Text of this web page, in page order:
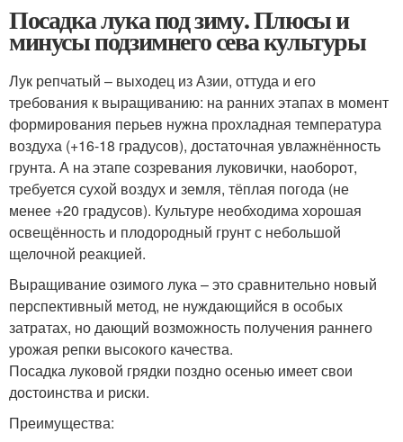
Посадка лука под зиму. Плюсы и
минусы подзимнего сева культуры
Лук репчатый – выходец из Азии, оттуда и его
требования к выращиванию: на ранних этапах в момент
формирования перьев нужна прохладная температура
воздуха (+16-18 градусов), достаточная увлажнённость
грунта. А на этапе созревания луковички, наоборот,
требуется сухой воздух и земля, тёплая погода (не
менее +20 градусов). Культуре необходима хорошая
освещённость и плодородный грунт с небольшой
щелочной реакцией.
Выращивание озимого лука – это сравнительно новый
перспективный метод, не нуждающийся в особых
затратах, но дающий возможность получения раннего
урожая репки высокого качества.
Посадка луковой грядки поздно осенью имеет свои
достоинства и риски.
Преимущества: